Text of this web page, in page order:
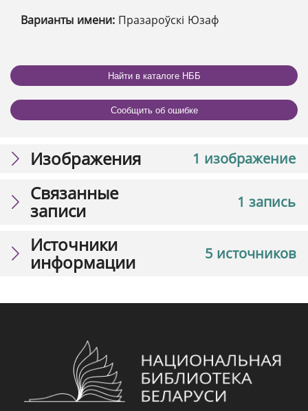
Варианты имени: Празароўскі Юзаф
Найти в каталоге НББ
Сообщить об ошибке
1 изображение
Изображения
1 запись
Связанные
записи
5 источников
Источники
информации